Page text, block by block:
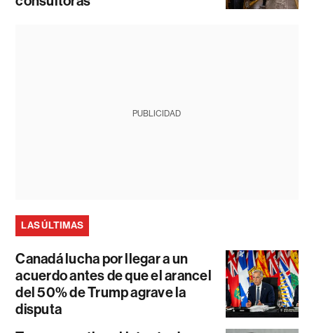
PUBLICIDAD
LAS ÚLTIMAS
Canadá lucha por llegar a un
acuerdo antes de que el arancel
del 50% de Trump agrave la
disputa